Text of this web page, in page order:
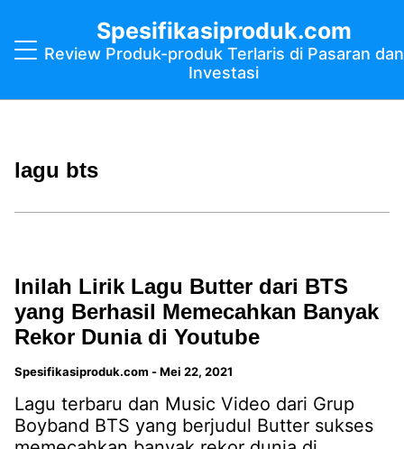
Spesifikasiproduk.com
Review Produk-produk Terlaris di Pasaran dan
Investasi
lagu bts
Inilah Lirik Lagu Butter dari BTS
yang Berhasil Memecahkan Banyak
Rekor Dunia di Youtube
Spesifikasiproduk.com -Mei 22, 2021
Lagu terbaru dan Music Video dari Grup
Boyband BTS yang berjudul Butter sukses